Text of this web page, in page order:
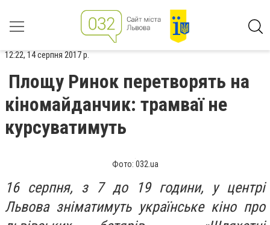
12:22, 14 серпня 2017 р.
Площу Ринок перетворять на
кіномайданчик: трамваї не
курсуватимуть
Фото: 032.ua
16 серпня, з 7 до 19 години, у центрі
Львова зніматимуть українське кіно про